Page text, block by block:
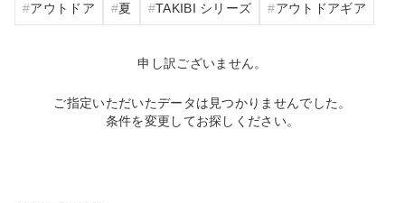
アウトドア 夏 TAKIBI シリーズ アウトドアギア
申し訳ございません。
ご指定いただいたデータは見つかりませんでした。
条件を変更してお探しください。